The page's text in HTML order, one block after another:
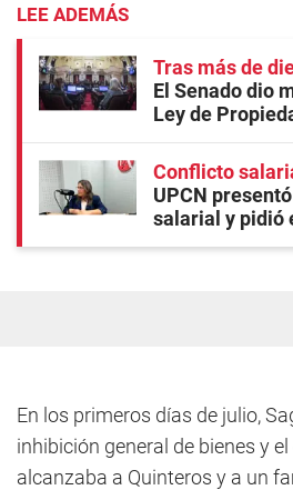
LEE ADEMÁS
Tras más de
El Senado dio
Ley de
Conflicto
UPCN
salarial y pidió
En los primeros días de julio,
inhibición general de bienes y
alcanzaba a Quinteros y a un